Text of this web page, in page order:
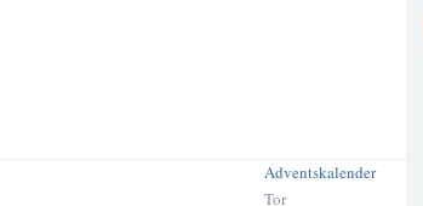
Adventskalender
Tor